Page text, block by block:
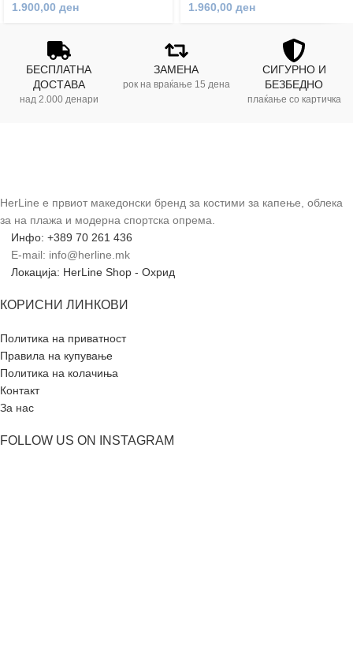
1.900,00 ден 1.960,00 ден
БЕСПЛАТНА
ДОСТАВА
над 2.000 денари
ЗАМЕНА
рок на враќање 15 дена
СИГУРНО И
БЕЗБЕДНО
плаќање со картичка
HerLine е првиот македонски бренд за костими за капење, облека
за на плажа и модерна спортска опрема.
Инфо: +389 70 261 436
E-mail: info@herline.mk
Локација: HerLine Shop - Охрид
КОРИСНИ ЛИНКОВИ
Политика на приватност
Правила на купување
Политика на колачиња
Контакт
За нас
FOLLOW US ON INSTAGRAM